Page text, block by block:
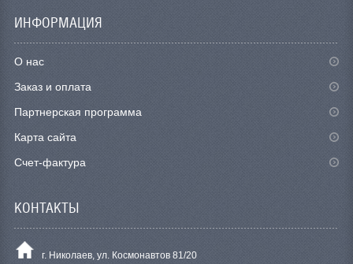
ИНФОРМАЦИЯ
О нас
Заказ и оплата
Партнерская программа
Карта сайта
Счет-фактура
КОНТАКТЫ
г. Николаев, ул. Космонавтов 81/20